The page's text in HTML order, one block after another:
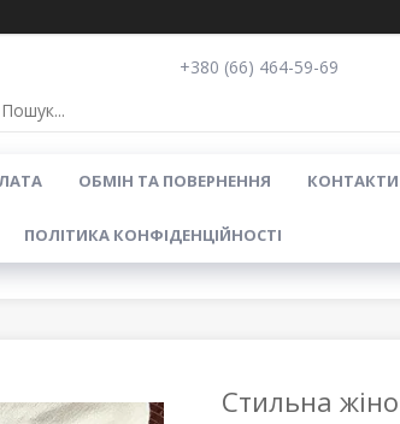
+380 (66) 464-59-69
ОБМІН ТА ПОВЕРНЕННЯ КОНТАКТИ
ПОЛІТИКА КОНФІДЕНЦІЙНОСТІ
Стильна